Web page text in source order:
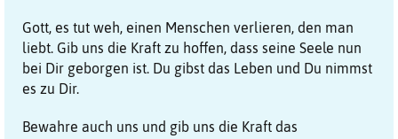
Gott, es tut weh, einen Menschen verlieren, den man
liebt. Gib uns die Kraft zu hoffen, dass seine Seele nun
bei Dir geborgen ist. Du gibst das Leben und Du nimmst
es zu Dir.
Bewahre auch uns und gib uns die Kraft das